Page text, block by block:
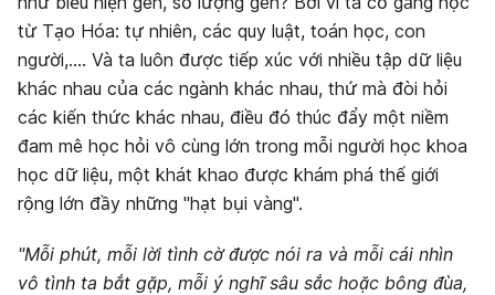
từ Tạo Hóa: tự nhiên, các quy luật, toán học, con
người,.... Và ta luôn được tiếp xúc với nhiều tập dữ liệu
khác nhau của các ngành khác nhau, thứ mà đòi hỏi
các kiến thức khác nhau, điều đó thúc đẩy một niềm
đam mê học hỏi vô cùng lớn trong mỗi người học khoa
học dữ liệu, một khát khao được khám phá thế giới
rộng lớn đầy những "hạt bụi vàng".
"Mỗi phút, mỗi lời tình cờ được nói ra và mỗi cái nhìn
vô tình ta bắt gặp, mỗi ý nghĩ sâu sắc hoặc bông đùa,